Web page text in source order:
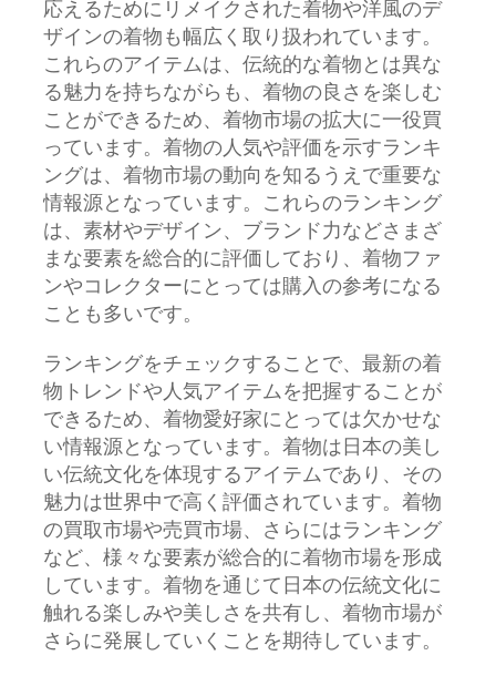
応えるためにリメイクされた着物や洋風のデ
ザインの着物も幅広く取り扱われています。
これらのアイテムは、伝統的な着物とは異な
る魅力を持ちながらも、着物の良さを楽しむ
ことができるため、着物市場の拡大に一役買
っています。着物の人気や評価を示すランキ
ングは、着物市場の動向を知るうえで重要な
情報源となっています。これらのランキング
は、素材やデザイン、ブランド力などさまざ
まな要素を総合的に評価しており、着物ファ
ンやコレクターにとっては購入の参考になる
ことも多いです。
ランキングをチェックすることで、最新の着
物トレンドや人気アイテムを把握することが
できるため、着物愛好家にとっては欠かせな
い情報源となっています。着物は日本の美し
い伝統文化を体現するアイテムであり、その
魅力は世界中で高く評価されています。着物
の買取市場や売買市場、さらにはランキング
など、様々な要素が総合的に着物市場を形成
しています。着物を通じて日本の伝統文化に
触れる楽しみや美しさを共有し、着物市場が
さらに発展していくことを期待しています。